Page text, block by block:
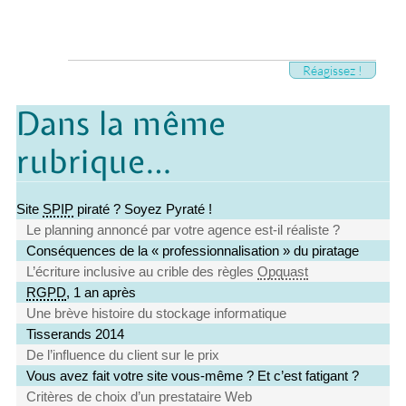
Réagissez !
Dans la même
rubrique…
Site SPIP piraté ? Soyez Pyraté !
Le planning annoncé par votre agence est-il réaliste ?
Conséquences de la « professionnalisation » du piratage
L’écriture inclusive au crible des règlesOpquast
RGPD, 1 an après
Une brève histoire du stockage informatique
Tisserands 2014
De l’influence du client sur le prix
Vous avez fait votre site vous-même ? Et c’est fatigant ?
Critères de choix d’un prestataire Web